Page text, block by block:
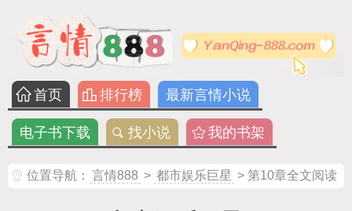
首页 排行榜 最新言情小说
电子书下载 找小说 我的书架
位置导航： 言情888 > 都市娱乐巨星 > 第10章全文阅读